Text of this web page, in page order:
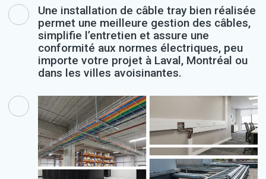
Une installation de câble tray bien réalisée
permet une meilleure gestion des câbles,
simplifie l’entretien et assure une
conformité aux normes électriques, peu
importe votre projet à Laval, Montréal ou
dans les villes avoisinantes.